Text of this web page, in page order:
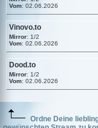
Vom: 02.06.2026
Vinovo.to
Mirror: 1/2
Vom: 02.06.2026
Dood.to
Mirror: 1/2
Vom: 02.06.2026
Ordne Deine